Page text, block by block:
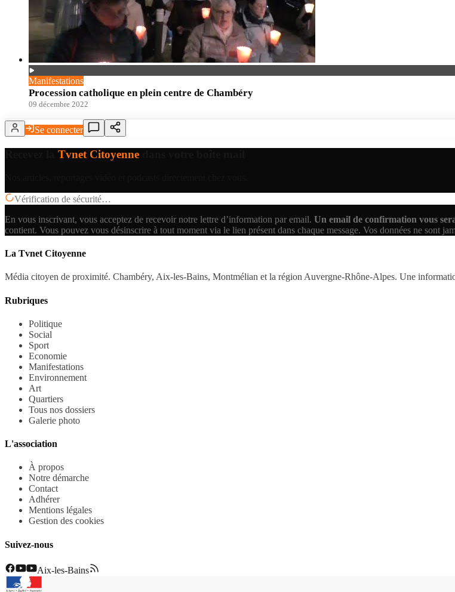
Manifestations
Procession catholique en plein centre de Chambéry
09 décembre 2022
Se connecter
Tvnet Citoyenne
Vérification de sécurité…
En vous inscrivant, vous acceptez de recevoir notre lettre d’information par email. Un email de confirmation vous
contient. Vous pouvez vous désinscrire à tout moment via le lien présent dans chaque message. Vos données ne sont
La Tvnet Citoyenne
Média citoyen de proximité. Chambéry, Aix-les-Bains, Montmélian et la région Auvergne-Rhône-Alpes. Une
Rubriques
Politique
Social
Sport
Economie
Manifestations
Environnement
Art
Quartiers
Tous nos dossiers
Galerie photo
L'association
À propos
Notre démarche
Contact
Adhérer
Mentions légales
Gestion des cookies
Suivez-nous
Aix-les-Bains